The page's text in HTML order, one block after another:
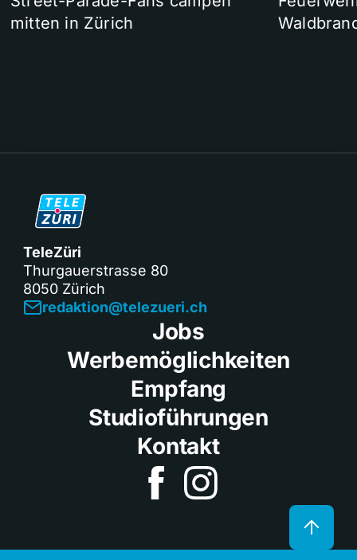
mitten in Zürich
TeleZüri
Thurgauerstrasse 80
8050 Zürich
redaktion@telezueri.ch
Jobs
Werbemöglichkeiten
Empfang
Studioführungen
Kontakt